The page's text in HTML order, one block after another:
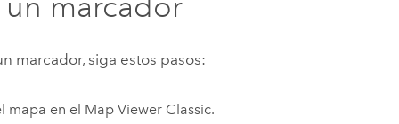
marcador, siga estos pasos:
mapa en el Map Viewer Classic.